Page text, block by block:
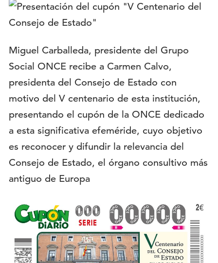
Logotipo:
Descripción:
Miguel Carballeda, presidente del Grupo
Social ONCE recibe a Carmen Calvo,
presidenta del Consejo de Estado con
motivo del V centenario de esta institución,
presentando el cupón de la ONCE dedicado
a esta significativa efeméride, cuyo objetivo
es reconocer y difundir la relevancia del
Consejo de Estado, el órgano consultivo más
antiguo de Europa
Imagen
del
evento: